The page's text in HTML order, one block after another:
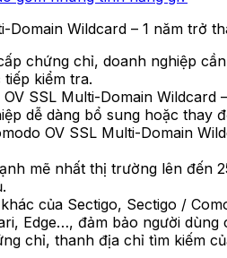
Wildcard – 1 năm trở
chứng chỉ, doanh nghiệp
kiểm tra.
SSL Multi-Domain
dễ dàng bổ sung hoặc thay
OV SSL Multi-Domain
mẽ nhất thị trường lên đến
của Sectigo, Sectigo /
Edge…, đảm bảo người dùng
chỉ, thanh địa chỉ tìm kiếm